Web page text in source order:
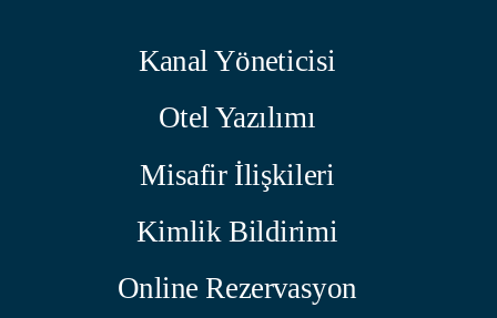
Kanal Yöneticisi
Otel Yazılımı
Misafir İlişkileri
Kimlik Bildirimi
Online Rezervasyon